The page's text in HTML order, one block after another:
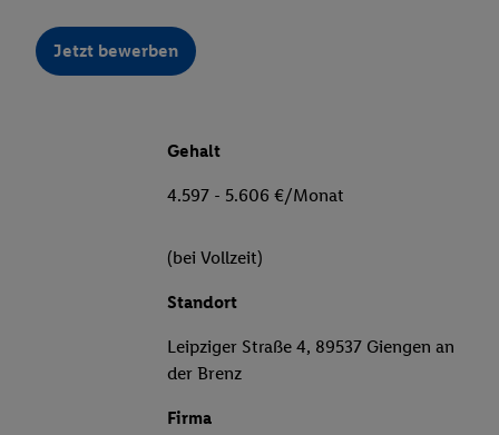
Jetzt bewerben
Gehalt
4.597 - 5.606 €/Monat
(bei Vollzeit)
Standort
Leipziger Straße 4, 89537 Giengen an
der Brenz
Firma